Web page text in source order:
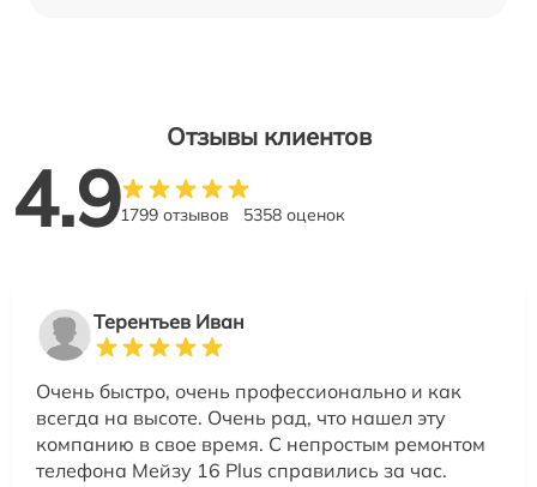
Отзывы клиентов
4.91799 отзывов 5358 оценок
Терентьев Иван
Очень быстро, очень профессионально и как
всегда на высоте. Очень рад, что нашел эту
компанию в свое время. С непростым ремонтом
телефона Мейзу 16 Plus справились за час.